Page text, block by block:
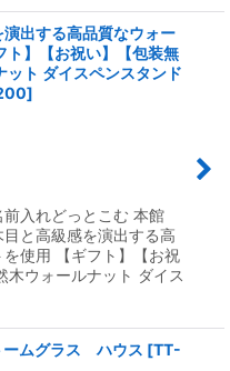
出する高品質なウォー
ト】【お祝い】【包装無
ット ダイスペンスタンド
]
入れどっとこむ 本館
と高級感を演出する高
使用 【ギフト】【お祝
木ウォールナット ダイス
ームグラス ハウス [TT-